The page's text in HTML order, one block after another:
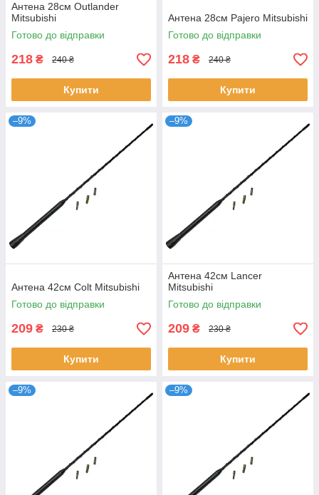
Антена 28см Outlander
Mitsubishi
Готово до відправки
218 ₴ 240 ₴
Купити
Антена 28см Pajero Mitsubishi
Готово до відправки
218 ₴ 240 ₴
Купити
–9%
Антена 42см Colt Mitsubishi
Готово до відправки
209 ₴ 230 ₴
Купити
–9%
Антена 42см Lancer
Mitsubishi
Готово до відправки
209 ₴ 230 ₴
Купити
–9% –9%